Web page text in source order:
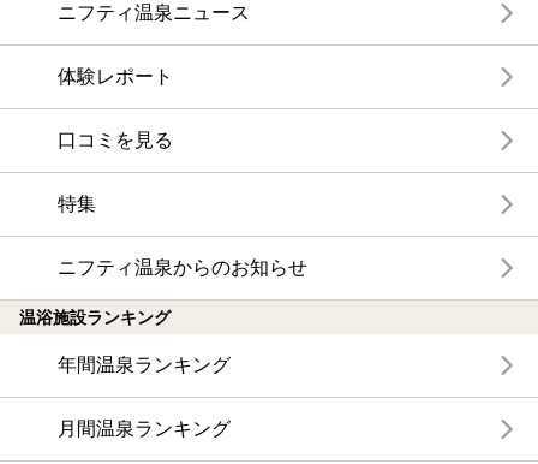
ニフティ温泉ニュース
体験レポート
口コミを見る
特集
ニフティ温泉からのお知らせ
温浴施設ランキング
年間温泉ランキング
月間温泉ランキング